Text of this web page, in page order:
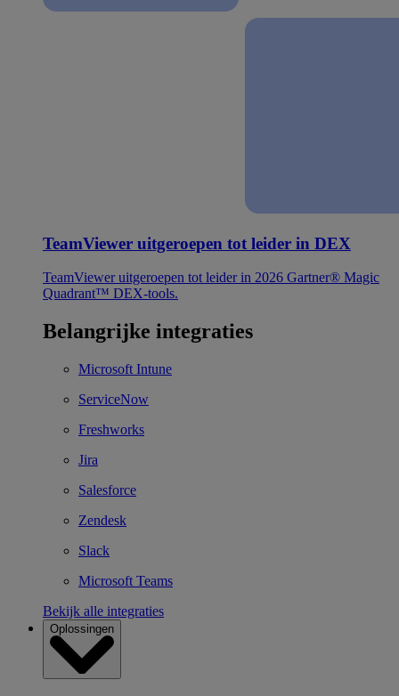
TeamViewer uitgeroepen tot leider in DEX
TeamViewer uitgeroepen tot leider in 2026 Gartner® Magic
Quadrant™ DEX-tools.
Belangrijke integraties
Microsoft Intune
ServiceNow
Freshworks
Jira
Salesforce
Zendesk
Slack
Microsoft Teams
Bekijk alle integraties
Oplossingen